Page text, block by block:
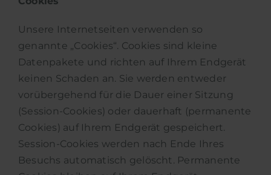
Unsere Internetseiten verwenden so
genannte „Cookies“. Cookies sind kleine
Datenpakete und richten auf Ihrem Endgerät
keinen Schaden an. Sie werden entweder
vorübergehend für die Dauer einer Sitzung
(Session-Cookies) oder dauerhaft (permanente
Cookies) auf Ihrem Endgerät gespeichert.
Session-Cookies werden nach Ende Ihres
Besuchs automatisch gelöscht. Permanente